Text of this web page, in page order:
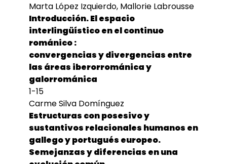
Marta López Izquierdo, Mallorie Labrousse
Introducción. El espacio
interlingüístico en el continuo
románico :
convergencias y divergencias entre
las áreas iberorrománica y
galorrománica
1-15
Carme Silva Domínguez
Estructuras con posesivo y
sustantivos relacionales humanos en
gallego y portugués europeo.
Semejanzas y diferencias en una